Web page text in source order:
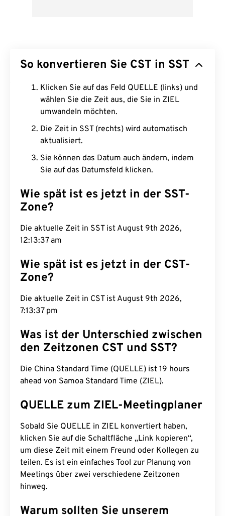
So konvertieren Sie CST in SST
Klicken Sie auf das Feld QUELLE (links) und
wählen Sie die Zeit aus, die Sie in ZIEL
umwandeln möchten.
Die Zeit in SST (rechts) wird automatisch
aktualisiert.
Sie können das Datum auch ändern, indem
Sie auf das Datumsfeld klicken.
Wie spät ist es jetzt in der SST-
Zone?
Die aktuelle Zeit in SST ist August 9th 2026,
12:13:38 am
Wie spät ist es jetzt in der CST-
Zone?
Die aktuelle Zeit in CST ist August 9th 2026,
7:13:38 pm
Was ist der Unterschied zwischen
den Zeitzonen CST und SST?
Die China Standard Time (QUELLE) ist 19 hours
ahead von Samoa Standard Time (ZIEL).
QUELLE zum ZIEL-Meetingplaner
Sobald Sie QUELLE in ZIEL konvertiert haben,
klicken Sie auf die Schaltfläche „Link kopieren“,
um diese Zeit mit einem Freund oder Kollegen zu
teilen. Es ist ein einfaches Tool zur Planung von
Meetings über zwei verschiedene Zeitzonen
hinweg.
Warum sollten Sie unserem